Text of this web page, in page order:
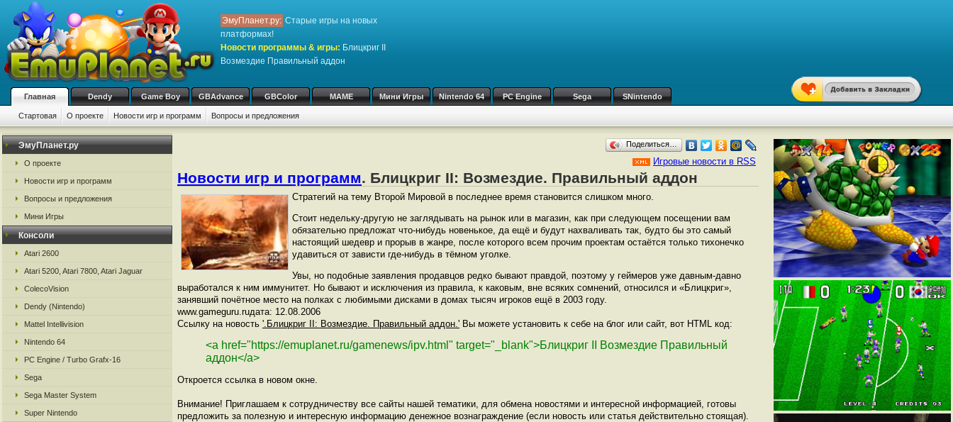
ЭмуПланет.ру: Старые игры на новых
платформах!
Новости программы & игры: Блицкриг II
Возмездие Правильный аддон
Главная Dendy Game Boy GBAdvance GBColor MAME Мини Игры Nintendo 64 PC Engine Sega SNintendo
Стартовая О проекте Новости игр и программ Вопросы и предложения
ЭмуПланет.ру
О проекте
Новости игр и программ
Вопросы и предложения
Мини Игры
Консоли
Atari 2600
Atari 5200, Atari 7800, Atari Jaguar
ColecoVision
Dendy (Nintendo)
Mattel Intellivision
Nintendo 64
PC Engine / Turbo Grafx-16
Sega
Sega Master System
Super Nintendo
Поделиться…
Игровые новости в RSS
Новости игр и программ. Блицкриг II: Возмездие. Правильный аддон
Стратегий на тему Второй Мировой в последнее время становится слишком много.
Стоит недельку-другую не заглядывать на рынок или в магазин, как при следующем посещении вам
обязательно предложат что-нибудь новенькое, да ещё и будут нахваливать так, будто бы это самый
настоящий шедевр и прорыв в жанре, после которого всем прочим проектам остаётся только тихонечко
удавиться от зависти где-нибудь в тёмном уголке.
Увы, но подобные заявления продавцов редко бывают правдой, поэтому у геймеров уже давным-давно
выработался к ним иммунитет. Но бывают и исключения из правила, к каковым, вне всяких сомнений, относился и «Блицкриг»,
занявший почётное место на полках с любимыми дисками в домах тысяч игроков ещё в 2003 году.
www.gameguru.ruдата: 12.08.2006
Ссылку на новость '.Блицкриг II: Возмездие. Правильный аддон.' Вы можете установить к себе на блог или сайт, вот HTML код:
<a href="https://emuplanet.ru/gamenews/ipv.html" target="_blank">Блицкриг II Возмездие Правильный
аддон</a>
Откроется ссылка в новом окне.
Внимание! Приглашаем к сотрудничеству все сайты нашей тематики, для обмена новостями и интересной информацией, готовы
предложить за полезную и интересную информацию денежное вознаграждение (если новость или статья действительно стоящая).